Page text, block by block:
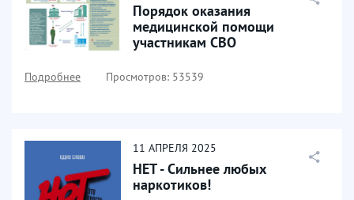
Порядок оказания
медицинской помощи
участникам СВО
Подробнее Просмотров: 53539
11 АПРЕЛЯ 2025
НЕТ - Сильнее любых
наркотиков!